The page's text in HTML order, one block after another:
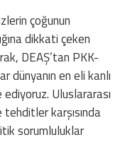
çoğunun
dikkati çeken
DEAŞ’tan PKK-
dünyanın en eli kanlı
Uluslararası
karşısında
sorumluluklar